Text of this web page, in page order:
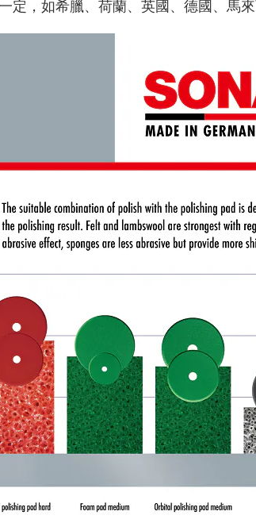
，如希臘、荷蘭、英國、德國、馬來